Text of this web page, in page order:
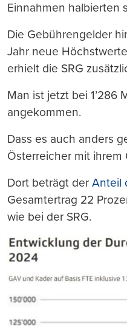
Einnahmen halbierten
Die Gebührengelder
Jahr neue
erhielt die SRG
Man ist jetzt bei 1’286
angekommen.
Dass es auch anders
Österreicher mit ihrem
Dort beträgt der Anteil
Gesamtertrag 22
wie bei der SRG.